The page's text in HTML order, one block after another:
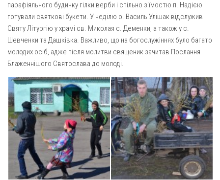
Преображенська парафія (м. Лозова)
Парафія Благовіщення Пресвятої Богородиці (смт
Золочів)
Парафія Різдва Пресвятої Богородиці м. Берестин
(Красноград)
Пресвятої Трійці (м. Полтава)
Всіх Святих українського народу (м. Полтава)
Свято-Юріївська парафія (м. Полтава)
Архистратига Михаїла (с. Пригарівка)
Благовіщення Пресвятої Богородиці (с. Шевченки)
Введення у храм Пресвятої Богородиці (с. Дашківка)
Молитви
Галерея
Рух pro-life
парафіяльного будинку гілки верби і спільно з їмостю п. Надією
готували святкові букети. У неділю о. Василь Улішак відслужив
Святу Літургію у храмі св. Миколая с. Деменки, а також у с.
Шевченки та Дашківка. Важливо, що на богослужіннях було багато
молодих осіб, адже після молитви священик зачитав Послання
Блаженнішого Святослава до молоді.